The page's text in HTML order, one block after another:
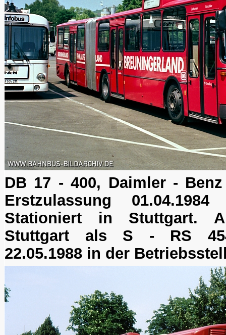
DB 17 - 400, Daimler -
Erstzulassung 01.04.1984
Stationiert in Stuttgart.
Stuttgart als S - RS
22.05.1988 in der